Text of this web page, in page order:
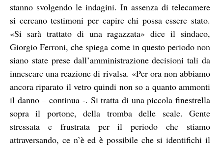
stanno svolgendo le indagini. In assenza di telecamere
si cercano testimoni per capire chi possa essere stato.
«Si sarà trattato di una ragazzata» dice il sindaco,
Giorgio Ferroni, che spiega come in questo periodo non
siano state prese dall’amministrazione decisioni tali da
innescare una reazione di rivalsa. «Per ora non abbiamo
ancora riparato il vetro quindi non so a quanto ammonti
il danno – continua -. Si tratta di una piccola finestrella
sopra il portone, della tromba delle scale. Gente
stressata e frustrata per il periodo che stiamo
attraversando, ce n’è ed è possibile che si identifichi il